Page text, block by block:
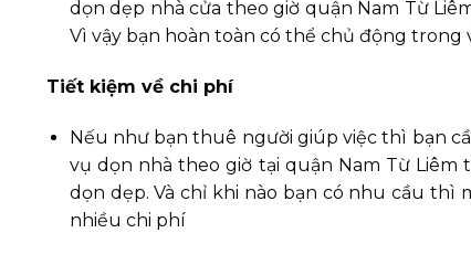
dọn dẹp nhà cửa theo giờ quận Nam Từ
Vì vậy bạn hoàn toàn có thể chủ động trong
Tiết kiệm về chi phí
Nếu như bạn thuê người giúp việc thì bạn
vụ dọn nhà theo giờ tại quận Nam Từ
dọn dẹp. Và chỉ khi nào bạn có nhu cầu thì
nhiều chi phí